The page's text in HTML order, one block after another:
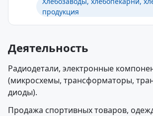
продукция
Деятельность
Радиодетали, электронные
(микросхемы, трансформаторы,
диоды).
Продажа спортивных товаров,